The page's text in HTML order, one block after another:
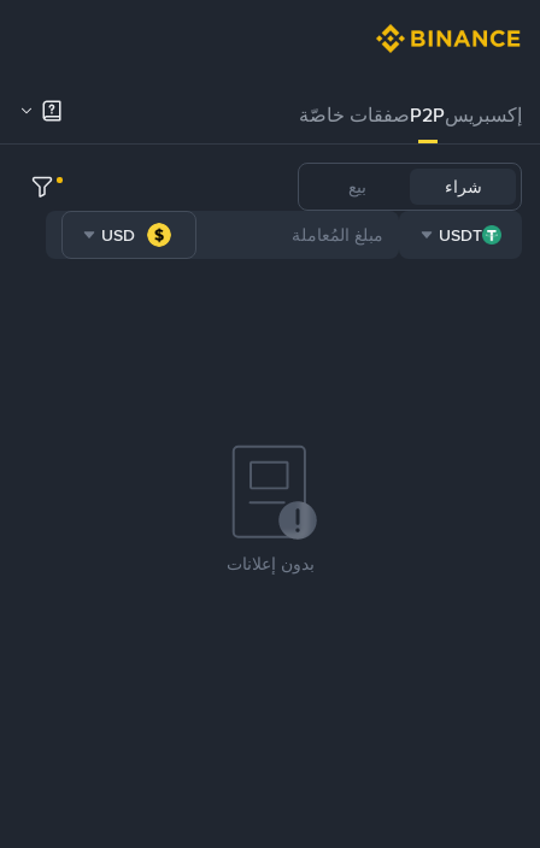
إكسبريسP2Pصفقات خاصّة
شراء بيع
USDT
USD
بدون إعلانات